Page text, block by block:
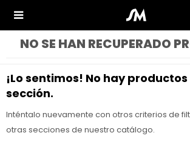

NO SE HAN RECUPERADO
¡Lo sentimos! No hay
sección.
Inténtalo nuevamente con otros criterios de
otras secciones de nuestro catálogo.